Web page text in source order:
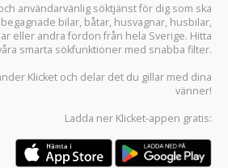
användarvänlig söktjänst för dig som ska
bilar, båtar, husvagnar, husbilar,
eller andra fordon från hela Sverige. Hitta
smarta sökfunktioner med snabba filter.
Klicket och delar det du gillar med dina
vänner!
Ladda ner Klicket-appen gratis: